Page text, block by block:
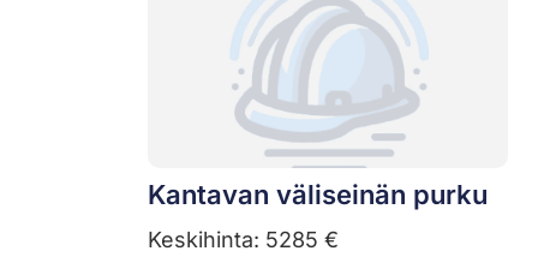
Kantavan väliseinän purku
Keskihinta: 5285 €